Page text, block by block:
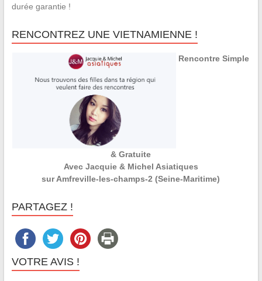
durée garantie !
RENCONTREZ UNE VIETNAMIENNE !
Rencontre Simple
& Gratuite
Avec Jacquie & Michel Asiatiques
sur Amfreville-les-champs-2 (Seine-Maritime)
PARTAGEZ !
VOTRE AVIS !